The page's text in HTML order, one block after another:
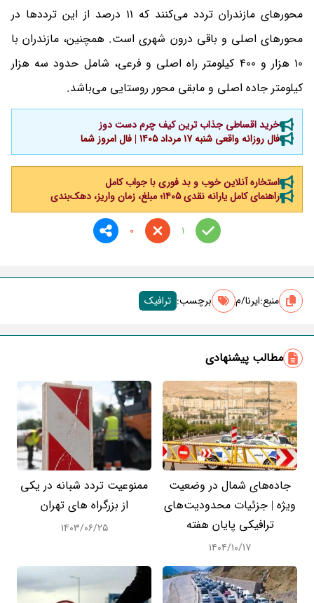
محورهای مازندران تردد می‌کنند که 11 درصد از این ترددها در
محورهای اصلی و باقی درون شهری است. همچنین، مازندران با
10 هزار و 400 کیلومتر راه اصلی و فرعی، شامل حدود سه هزار
کیلومتر جاده اصلی و مابقی محور روستایی می‌باشد.
خرید اقساطی جذاب ترین کیف چرم دست دوز
فال روزانه واقعی شنبه ۱۷ مرداد ۱۴۰۵ | فال امروز شما
استخاره آنلاین خوب و بد فوری با جواب کامل
راهنمای کامل یارانه نقدی ۱۴۰۵؛ مبلغ، زمان واریز، دهک‌بندی
1
0
منبع:ایرنا/م برچسب‌: ترافیک
مطالب پیشنهادی
جاده‌های شمال در وضعیت
ویژه | جزئیات محدودیت‌های
ترافیکی پایان هفته
۱۴۰۴/۱۰/۱۷
ممنوعیت تردد شبانه در یکی
از بزرگراه های تهران
۱۴۰۳/۰۶/۲۵